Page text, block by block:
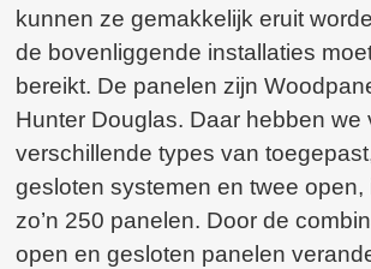
kunnen ze gemakkelijk eruit
de bovenliggende installaties
bereikt. De panelen zijn
Hunter Douglas. Daar hebben we
verschillende types van
gesloten systemen en twee open,
zo’n 250 panelen. Door de
open en gesloten panelen